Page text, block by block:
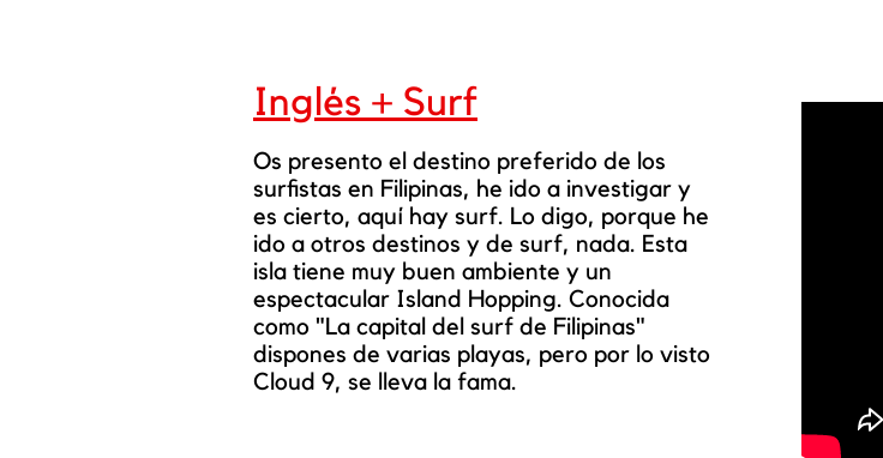
Inglés + Surf
Os presento el destino preferido de los
surfistas en Filipinas, he ido a investigar y
es cierto, aquí hay surf. Lo digo, porque he
ido a otros destinos y de surf, nada. Esta
isla tiene muy buen ambiente y un
espectacular Island Hopping. Conocida
como "La capital del surf de Filipinas"
dispones de varias playas, pero por lo visto
Cloud 9, se lleva la fama.